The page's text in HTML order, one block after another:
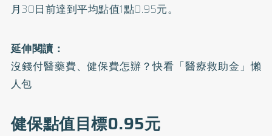
月30日前達到平均點值1點0.95元。
延伸閱讀：
沒錢付醫藥費、健保費怎辦？快看「醫療救助金」懶
人包
健保點值目標0.95元